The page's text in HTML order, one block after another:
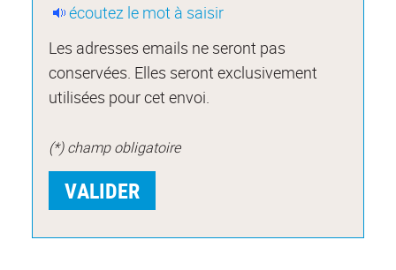
écoutez le mot à saisir
Les adresses emails ne seront pas
conservées. Elles seront exclusivement
utilisées pour cet envoi.
(*) champ obligatoire